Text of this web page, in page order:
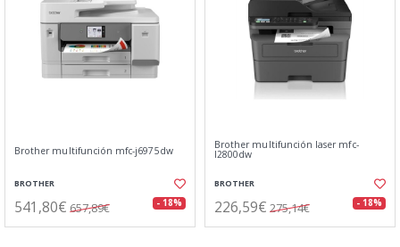
Brother multifunción mfc-j6975dw
BROTHER
541,80€ 657,89€ - 18%
Brother multifunción laser mfc-
l2800dw
BROTHER
226,59€ 275,14€ - 18%